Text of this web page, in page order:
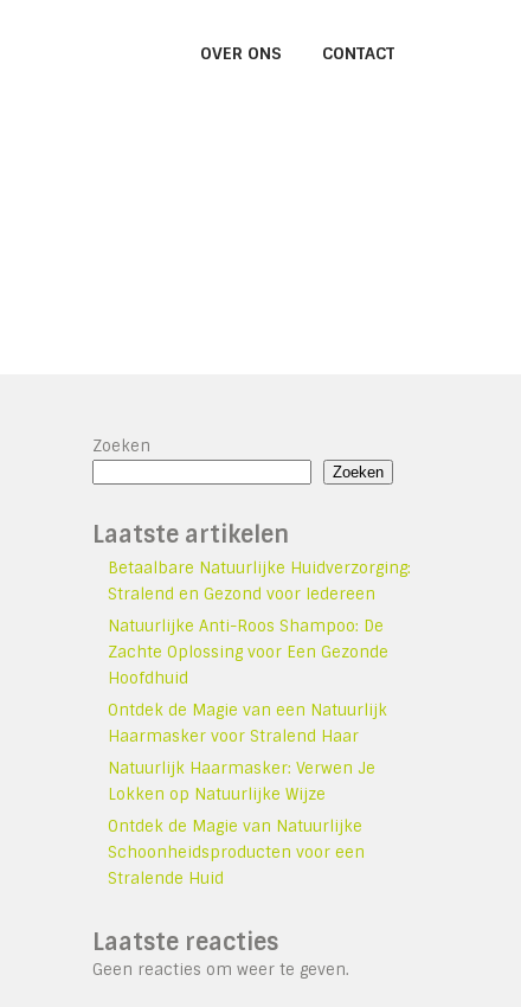
OVER ONS CONTACT
Zoeken
Zoeken
Laatste artikelen
Betaalbare Natuurlijke Huidverzorging:
Stralend en Gezond voor Iedereen
Natuurlijke Anti-Roos Shampoo: De
Zachte Oplossing voor Een Gezonde
Hoofdhuid
Ontdek de Magie van een Natuurlijk
Haarmasker voor Stralend Haar
Natuurlijk Haarmasker: Verwen Je
Lokken op Natuurlijke Wijze
Ontdek de Magie van Natuurlijke
Schoonheidsproducten voor een
Stralende Huid
Laatste reacties
Geen reacties om weer te geven.